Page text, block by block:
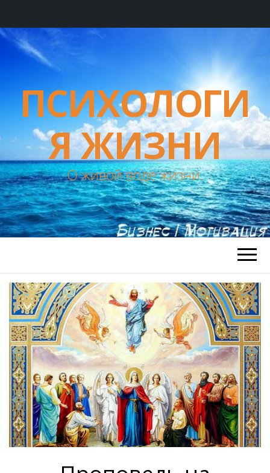
ПСИХОЛОГИ
Я ЖИЗНИ
О живой воде жизни.